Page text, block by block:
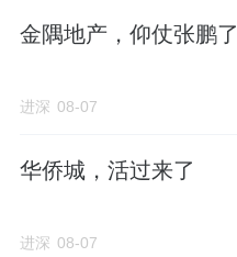
金隅地产，仰仗张鹏了
进深 08-07
华侨城，活过来了
进深 08-07